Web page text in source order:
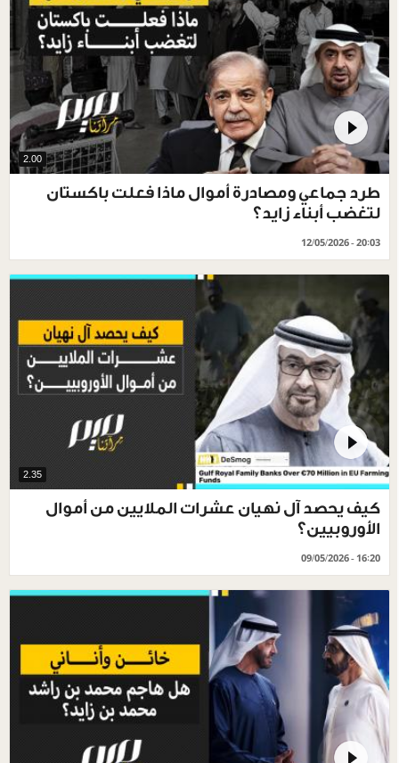
2.00
طرد جماعي ومصادرة أموال ماذا فعلت باكستان
لتغضب أبناء زايد؟
12/05/2026 - 20:03
2.35
كيف يحصد آل نهيان عشرات الملايين من أموال
الأوروبيين؟
09/05/2026 - 16:20